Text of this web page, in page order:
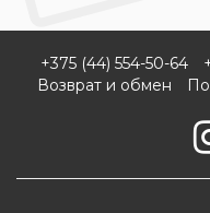
+375 (44) 554-50-64
Возврат и обмен